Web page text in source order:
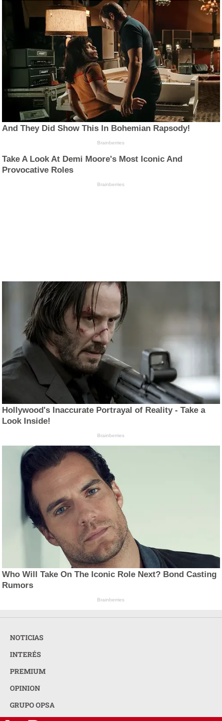
And They Did Show This In Bohemian Rapsody!
Brainberries
Take A Look At Demi Moore's Most Iconic And
Provocative Roles
Brainberries
Hollywood's Inaccurate Portrayal of Reality - Take a
Look Inside!
Brainberries
Who Will Take On The Iconic Role Next? Bond Casting
Rumors
Brainberries
NOTICIAS
INTERÉS
PREMIUM
OPINION
GRUPO OPSA